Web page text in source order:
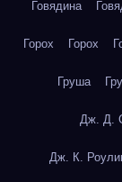
Говядина
Горох Горох
Груша
Дж. Д.
Дж. К.